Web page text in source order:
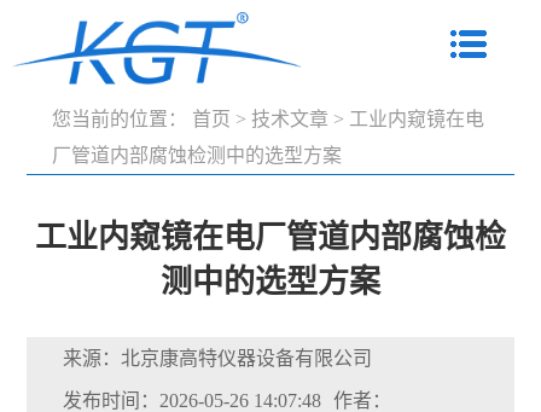
您当前的位置： 首页 > 技术文章 > 工业内窥镜在电
厂管道内部腐蚀检测中的选型方案
工业内窥镜在电厂管道内部腐蚀检
测中的选型方案
来源：北京康高特仪器设备有限公司
发布时间：2026-05-26 14:07:48 作者：